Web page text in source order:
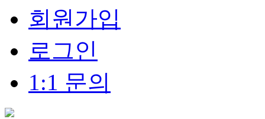
회원가입
로그인
1:1 문의